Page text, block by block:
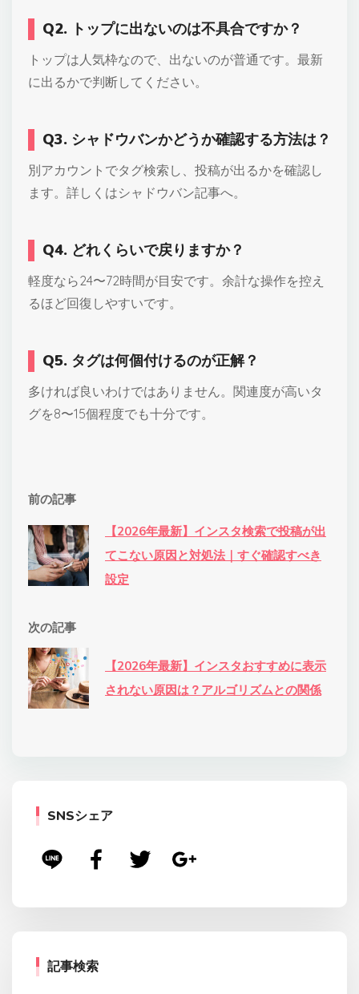
Q2. トップに出ないのは不具合ですか？
トップは人気枠なので、出ないのが普通です。最新
に出るかで判断してください。
Q3. シャドウバンかどうか確認する方法は？
別アカウントでタグ検索し、投稿が出るかを確認し
ます。詳しくはシャドウバン記事へ。
Q4. どれくらいで戻りますか？
軽度なら24〜72時間が目安です。余計な操作を控え
るほど回復しやすいです。
Q5. タグは何個付けるのが正解？
多ければ良いわけではありません。関連度が高いタ
グを8〜15個程度でも十分です。
前の記事
【2026年最新】インスタ検索で投稿が出
てこない原因と対処法｜すぐ確認すべき
設定
次の記事
【2026年最新】インスタおすすめに表示
されない原因は？アルゴリズムとの関係
SNSシェア
記事検索